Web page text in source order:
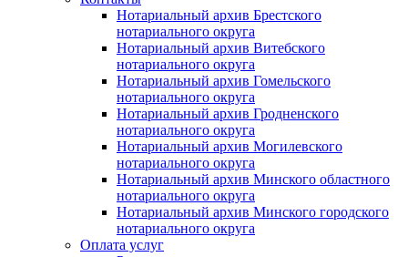
Нотариальный архив Брестского
нотариального округа
Нотариальный архив Витебского
нотариального округа
Нотариальный архив Гомельского
нотариального округа
Нотариальный архив Гродненского
нотариального округа
Нотариальный архив Могилевского
нотариального округа
Нотариальный архив Минского областного
нотариального округа
Нотариальный архив Минского городского
нотариального округа
Оплата услуг